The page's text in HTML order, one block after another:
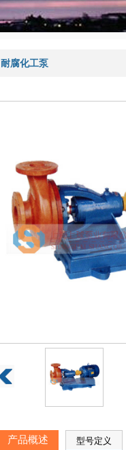
耐腐化工泵
产品概述 型号定义